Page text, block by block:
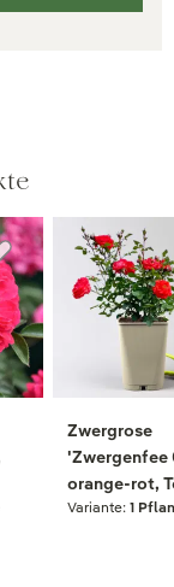
Zwergrose
'Zwergenfee
orange-rot,
Liter
Variante: 1